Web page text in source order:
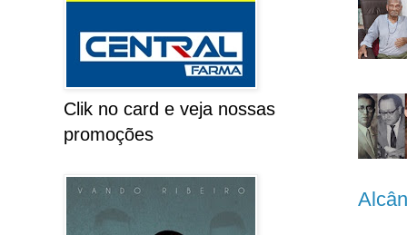
Clik no card e veja nossas
promoções